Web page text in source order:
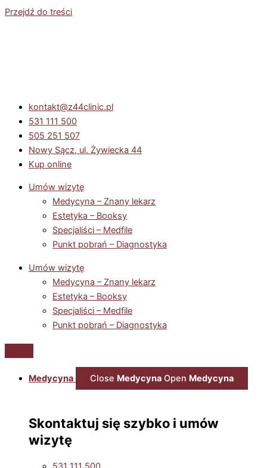
Przejdź do treści
kontakt@z44clinic.pl
531 111 500
505 251 507
Nowy Sącz, ul. Żywiecka 44
Kup online
Umów wizytę
Medycyna – Znany lekarz
Estetyka – Booksy
Specjaliści – Medfile
Punkt pobrań – Diagnostyka
Umów wizytę
Medycyna – Znany lekarz
Estetyka – Booksy
Specjaliści – Medfile
Punkt pobrań – Diagnostyka
Medycyna Close Medycyna Open Medycyna
Skontaktuj się szybko i umów
wizytę